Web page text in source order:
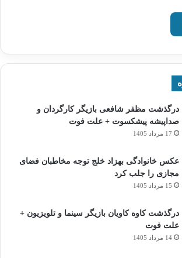
درگذشت مظفر شافعی بازیگر کارگردان و
صداپیشه پیشکسوت + علت فوت
17 مرداد 1405
عکس خانوادگی بهزاد خلج توجه مخاطبان فضای
مجازی را جلب کرد
15 مرداد 1405
درگذشت کاوه کاویان بازیگر سینما و تلویزیون +
علت فوت
14 مرداد 1405